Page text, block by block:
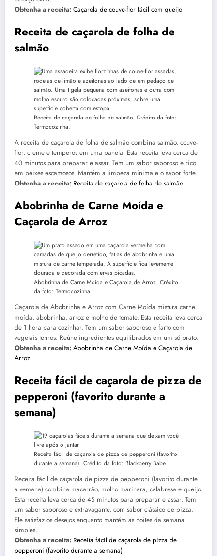
Obtenha a receita: Caçarola de couve-flor fácil com queijo
Receita de caçarola de folha de
salmão
Receita de caçarola de folha de salmão. Crédito da foto:
Termocozinha.
A receita de caçarola de folha de salmão combina salmão, couve-
flor, creme e temperos em uma panela. Esta receita leva cerca de
40 minutos para preparar e assar. Tem um sabor saboroso e rico
em peixes escamosos. Mantém a limpeza mínima e o sabor forte.
Obtenha a receita: Receita de caçarola de folha de salmão
Abobrinha de Carne Moída e
Caçarola de Arroz
Abobrinha de Carne Moída e Caçarola de Arroz. Crédito
da foto: Termocozinha.
Caçarola de Abobrinha e Arroz com Carne Moída mistura carne
moída, abobrinha, arroz e molho de tomate. Esta receita leva cerca
de 1 hora para cozinhar. Tem um sabor saboroso e farto com
vegetais tenros. Reúne ingredientes equilibrados em um só prato.
Obtenha a receita: Abobrinha de Carne Moída e Caçarola de
Arroz
Receita fácil de caçarola de pizza de
pepperoni (favorito durante a
semana)
Receita fácil de caçarola de pizza de pepperoni (favorito
durante a semana). Crédito da foto: Blackberry Babe.
Receita fácil de caçarola de pizza de pepperoni (favorito durante
a semana) combina macarrão, molho marinara, calabresa e queijo.
Esta receita leva cerca de 45 minutos para preparar e assar. Tem
um sabor saboroso e extravagante, com sabor clássico de pizza.
Ele satisfaz os desejos enquanto mantém as noites da semana
simples.
Obtenha a receita: Receita fácil de caçarola de pizza de
pepperoni (favorito durante a semana)